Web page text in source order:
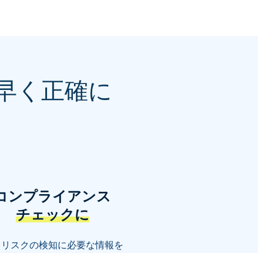
く正確に
ンプライアンス
チェックに
リスクの検知に必要な情報を